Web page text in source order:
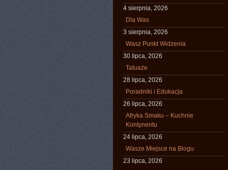
4 sierpnia, 2026
Dla Was
3 sierpnia, 2026
Wasz Punkt Widzenia
30 lipca, 2026
Tatuaże
28 lipca, 2026
Poradniki i Edukacja
26 lipca, 2026
Afryka Smaku – Kuchnie
Kontynentu
24 lipca, 2026
Wasze Miejsce na Blogu
23 lipca, 2026